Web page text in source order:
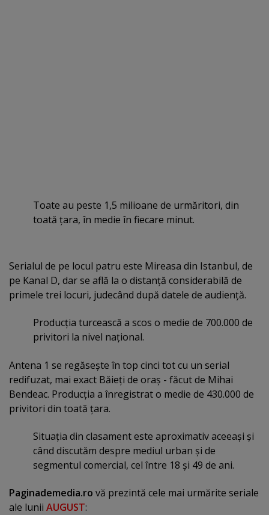
Toate au peste 1,5 milioane de urmăritori, din
toată ţara, în medie în fiecare minut.
Serialul de pe locul patru este Mireasa din Istanbul, de
pe Kanal D, dar se află la o distanţă considerabilă de
primele trei locuri, judecând după datele de audienţă.
Producţia turcească a scos o medie de 700.000 de
privitori la nivel naţional.
Antena 1 se regăseşte în top cinci tot cu un serial
redifuzat, mai exact Băieţi de oraş - făcut de Mihai
Bendeac. Producţia a înregistrat o medie de 430.000 de
privitori din toată ţara.
Situaţia din clasament este aproximativ aceeaşi şi
când discutăm despre mediul urban şi de
segmentul comercial, cel între 18 şi 49 de ani.
Paginademedia.ro vă prezintă cele mai urmărite seriale
ale lunii AUGUST: